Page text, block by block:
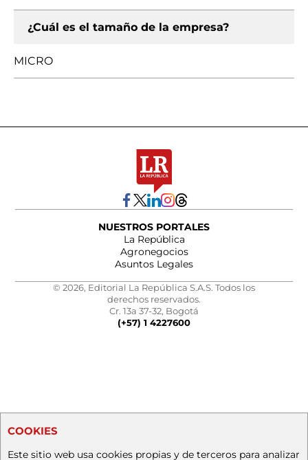
¿Cuál es el tamaño de la empresa?
MICRO
NUESTROS PORTALES
La República
Agronegocios
Asuntos Legales
© 2026, Editorial La República S.A.S. Todos los
derechos reservados.
Cr. 13a 37-32, Bogotá
(+57) 1 4227600
COOKIES
Este sitio web usa cookies propias y de terceros para analizar